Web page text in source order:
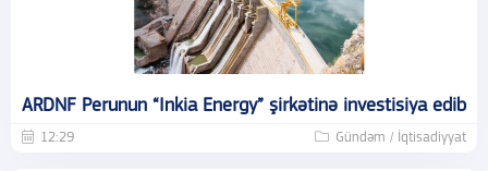
ARDNF Perunun “Inkia Energy” şirkətinə investisiya edib
12:29 Gündəm / İqtisadiyyat